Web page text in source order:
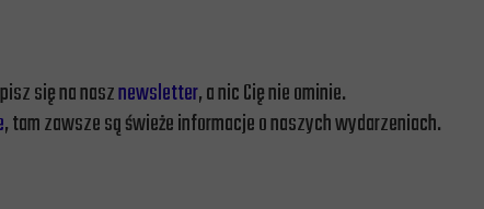
się na nasznewsletter, a nic Cię nie ominie.
, tam zawsze są świeże informacje o naszych wydarzeniach.